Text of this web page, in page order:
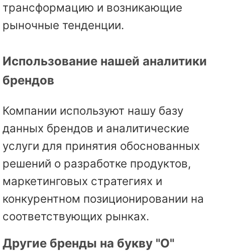
трансформацию и возникающие
рыночные тенденции.
Использование нашей аналитики
брендов
Компании используют нашу базу
данных брендов и аналитические
услуги для принятия обоснованных
решений о разработке продуктов,
маркетинговых стратегиях и
конкурентном позиционировании на
соответствующих рынках.
Другие бренды на букву "O"